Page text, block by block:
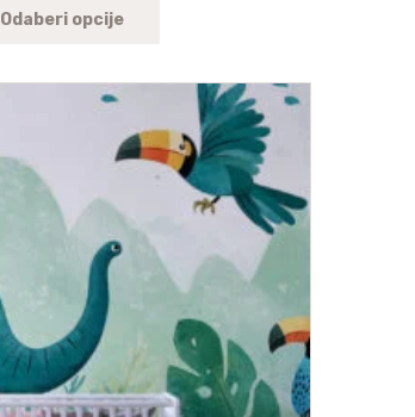
Odaberi opcije